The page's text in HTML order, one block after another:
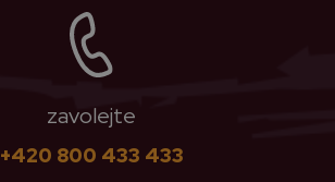
zavolejte
+420 800 433 433